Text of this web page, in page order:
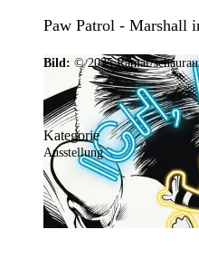
Paw Patrol - Marshall
Bild: © 2025 Ramar/
Kategorie
Ausstellung